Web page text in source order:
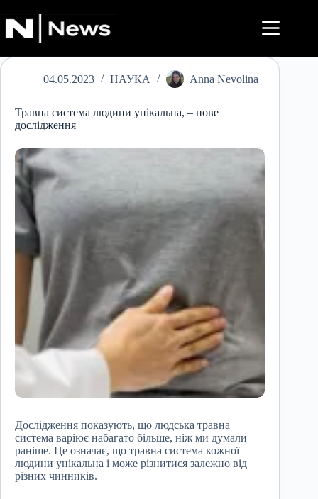
до
вмісту
04.05.2023 НАУКА Anna Nevolina
Травна система людини унікальна, – нове
дослідження
Дослідження показують, що людська травна
система варіює набагато більше, ніж ми думали
раніше. Це означає, що травна система кожної
людини унікальна і може різнитися залежно від
різних чинників.